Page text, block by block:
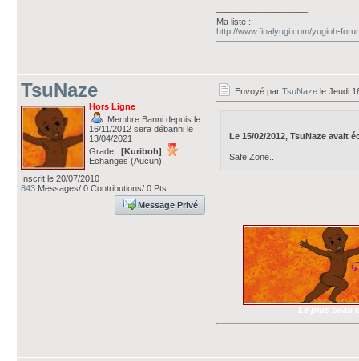
Ma liste :
http://www.finalyugi.com/yugioh-
TsuNaze
Hors Ligne
Membre Banni depuis le
16/11/2012 sera débanni le
13/04/2021
Grade : [Kuriboh]
Echanges (Aucun)
Inscrit le 20/07/2010
843 Messages/ 0 Contributions/ 0 Pts
Message Privé
Envoyé par TsuNaze le Jeudi
Le 15/02/2012, TsuNaze avait
Safe Zone..
Le plus beau